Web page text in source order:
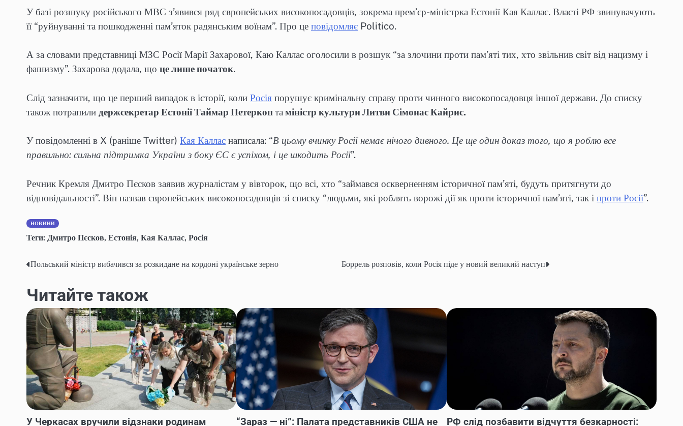
У базі розшуку російського МВС з’явився ряд європейських високопосадовців, зокрема прем’єр-міністрка Естонії Кая Каллас. Власті РФ звинувачують
її “руйнуванні та пошкодженні пам’яток радянським воїнам”. Про це повідомляє Politico.
А за словами представниці МЗС Росії Марії Захарової, Каю Каллас оголосили в розшук “за злочини проти пам’яті тих, хто звільнив світ від нацизму і
фашизму”. Захарова додала, що це лише початок.
Слід зазначити, що це перший випадок в історії, коли Росія порушує кримінальну справу проти чинного високопосадовця іншої держави. До списку
також потрапили держсекретар Естонії Таймар Петеркопта міністр культури Литви Сімонас Кайрис.
У повідомленні в X (раніше Twitter) Кая Каллас написала: “В цьому вчинку Росії немає нічого дивного. Це ще один доказ того, що я роблю все
правильно: сильна підтримка України з боку ЄС є успіхом, і це шкодить Росії”.
Речник Кремля Дмитро Пєсков заявив журналістам у вівторок, що всі, хто “займався оскверненням історичної пам’яті, будуть притягнути до
відповідальності”. Він назвав європейських високопосадовців зі списку “людьми, які роблять ворожі дії як проти історичної пам’яті, так і проти Росії”.
НОВИНИ
Теги: Дмитро Пєсков, Естонія, Кая Каллас, Росія
Навігація
записів
Польський міністр вибачився за розкидане на кордоні українське зерно Боррель розповів, коли Росія піде у новий великий наступ
Читайте також
У Черкасах вручили відзнаки родинам
“Зараз — ні”: Палата представників США не
РФ слід позбавити відчуття безкарності: